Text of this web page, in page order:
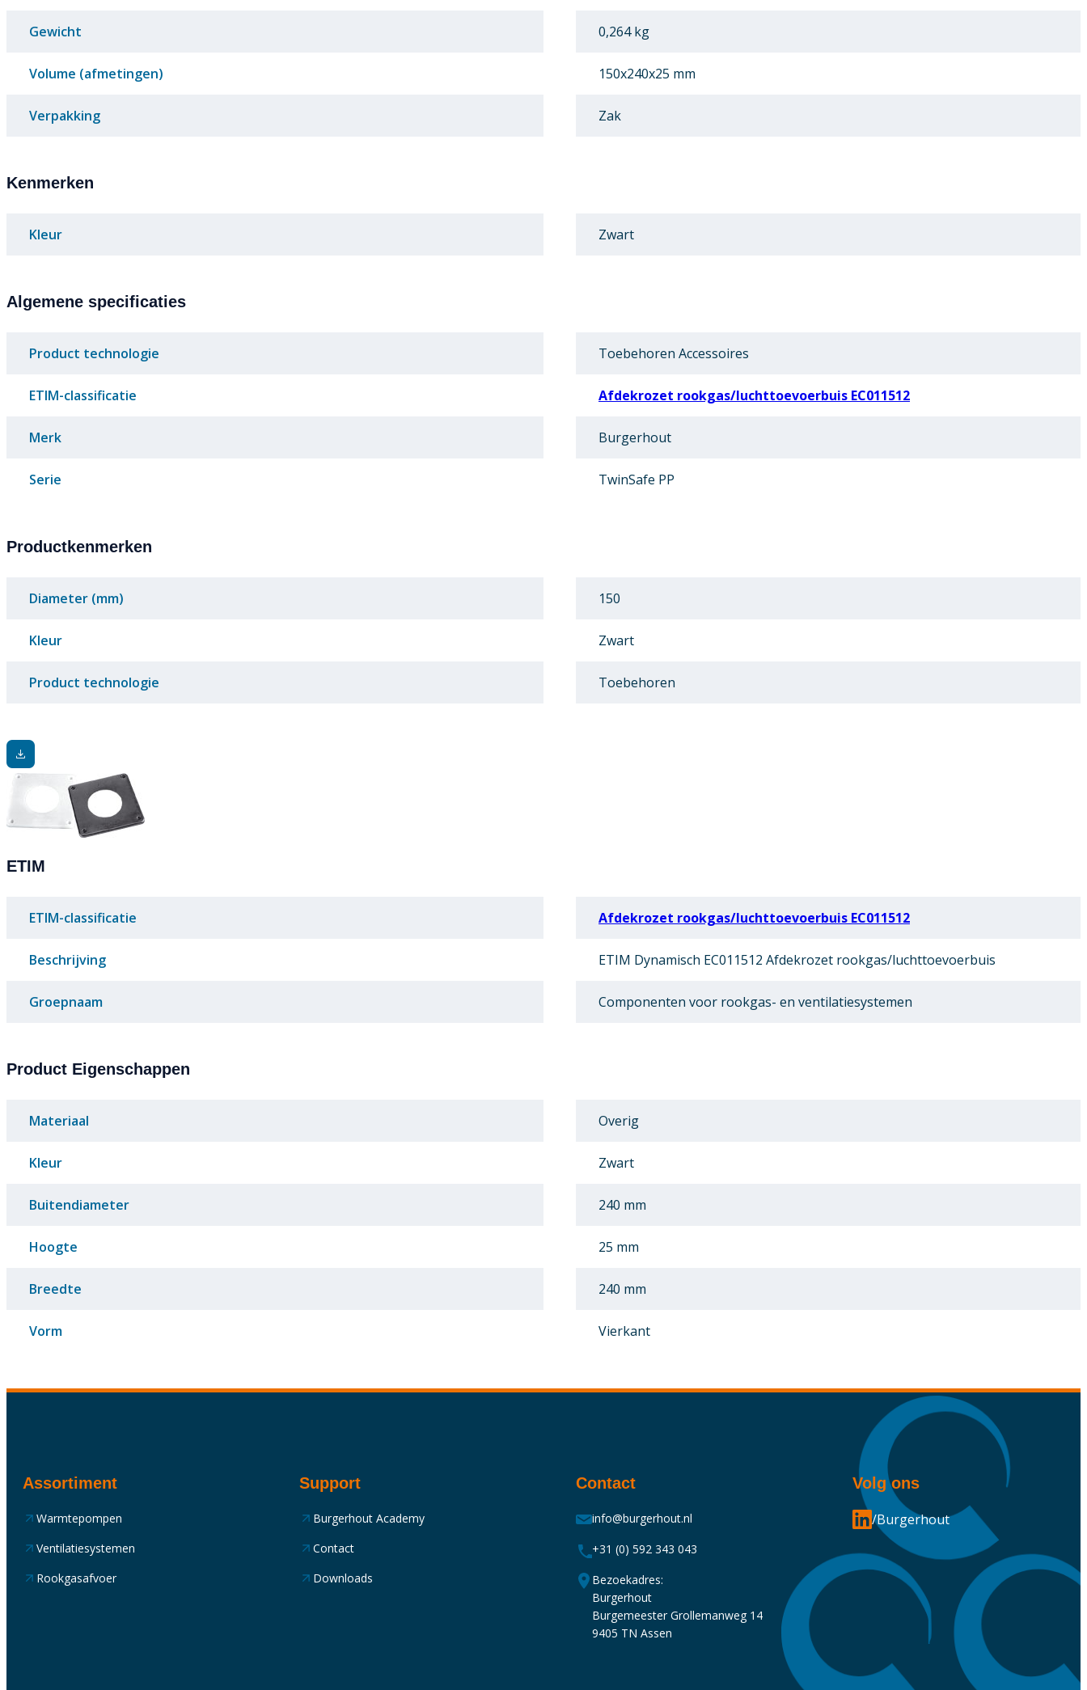
Gewicht 0,264 kg
Volume (afmetingen) 150x240x25 mm
Verpakking Zak
Kenmerken
Kleur Zwart
Algemene specificaties
Product technologie Toebehoren Accessoires
ETIM-classificatie Afdekrozet rookgas/luchttoevoerbuis EC011512
Merk Burgerhout
Serie TwinSafe PP
Productkenmerken
Diameter (mm) 150
Kleur Zwart
Product technologie Toebehoren
ETIM
ETIM-classificatie Afdekrozet rookgas/luchttoevoerbuis EC011512
Beschrijving ETIM Dynamisch EC011512 Afdekrozet rookgas/luchttoevoerbuis
Groepnaam Componenten voor rookgas- en ventilatiesystemen
Product Eigenschappen
Materiaal Overig
Kleur Zwart
Buitendiameter 240 mm
Hoogte 25 mm
Breedte 240 mm
Vorm Vierkant
Assortiment
Warmtepompen
Ventilatiesystemen
Rookgasafvoer
Support
Burgerhout Academy
Contact
Downloads
Contact
info@burgerhout.nl
+31 (0) 592 343 043
Bezoekadres:
Burgerhout
Burgemeester Grollemanweg 14
9405 TN Assen
Volg ons
/Burgerhout